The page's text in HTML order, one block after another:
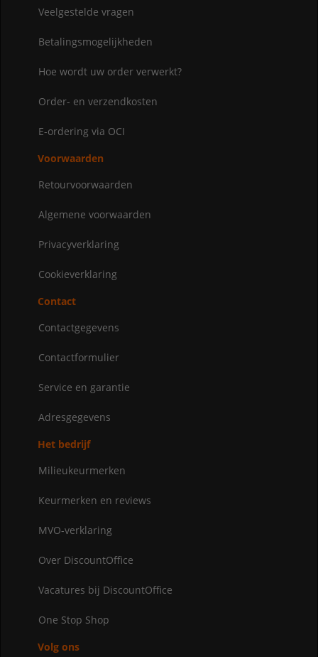
Veelgestelde vragen
Betalingsmogelijkheden
Hoe wordt uw order verwerkt?
Order- en verzendkosten
E-ordering via OCI
Voorwaarden
Retourvoorwaarden
Algemene voorwaarden
Privacyverklaring
Cookieverklaring
Contact
Contactgegevens
Contactformulier
Service en garantie
Adresgegevens
Het bedrijf
Milieukeurmerken
Keurmerken en reviews
MVO-verklaring
Over DiscountOffice
Vacatures bij DiscountOffice
One Stop Shop
Volg ons